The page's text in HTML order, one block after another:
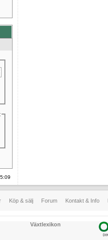
Köp & sälj Forum Kontakt & Info
Växtlexikon